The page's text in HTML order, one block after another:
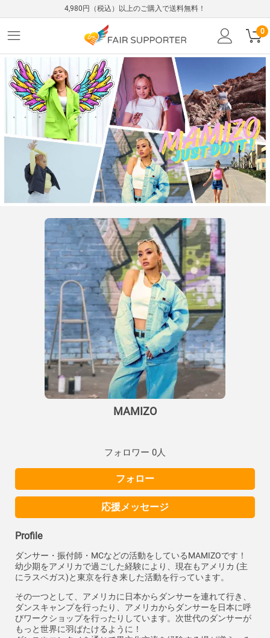
4,980円（税込）以上のご購入で送料無料！
0
MAMIZO
フォロワー 0人
フォロー
応援メッセージ
Profile
ダンサー・振付師・MCなどの活動をしているMAMIZOです！
幼少期をアメリカで過ごした経験により、現在もアメリカ (主
にラスベガス)と東京を行き来した活動を行っています。
その一つとして、アメリカに日本からダンサーを連れて行き、
ダンスキャンプを行ったり、アメリカからダンサーを日本に呼
びワークショップを行ったりしています。次世代のダンサーが
もっと世界に羽ばたけるように！